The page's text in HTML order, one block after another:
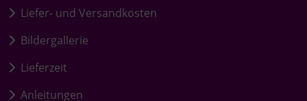
Liefer- und Versandkosten
Bildergallerie
Lieferzeit
Anleitungen